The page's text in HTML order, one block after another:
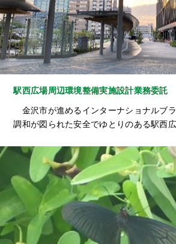
駅西広場周辺環境整備実施設計業務委託
金沢市が進めるインターナショナルブ
調和が図られた安全でゆとりのある駅西